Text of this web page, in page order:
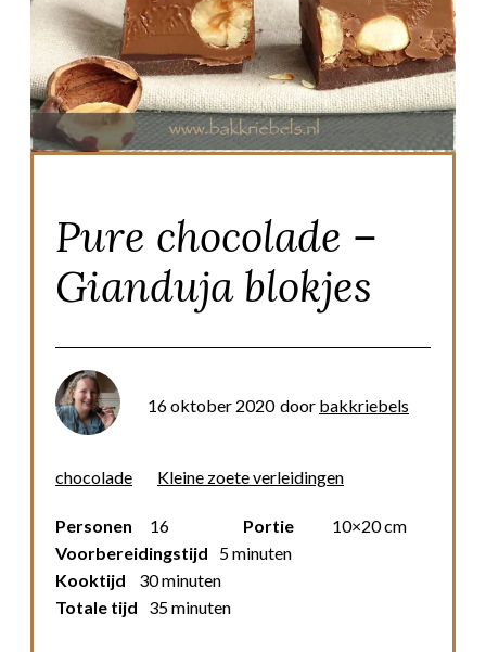
Pure chocolade –
Gianduja blokjes
16 oktober 2020 door bakkriebels
chocolade Kleine zoete verleidingen
Personen 16 Portie
10×20 cm
Voorbereidingstijd
5 minuten
Kooktijd
30 minuten
Totale tijd
35 minuten